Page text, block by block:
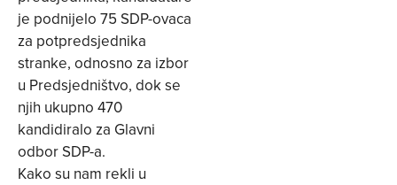
je podnijelo 75 SDP-ovaca
za potpredsjednika
stranke, odnosno za izbor
u Predsjedništvo, dok se
njih ukupno 470
kandidiralo za Glavni
odbor SDP-a.
Kako su nam rekli u